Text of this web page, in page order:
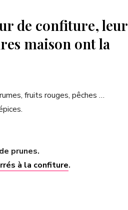
de confiture, leur
maison ont la
fruits rouges, pêches …
prunes.
à la confiture.